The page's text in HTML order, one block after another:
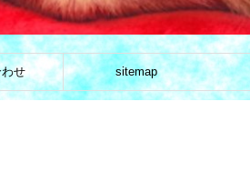
せ sitemap